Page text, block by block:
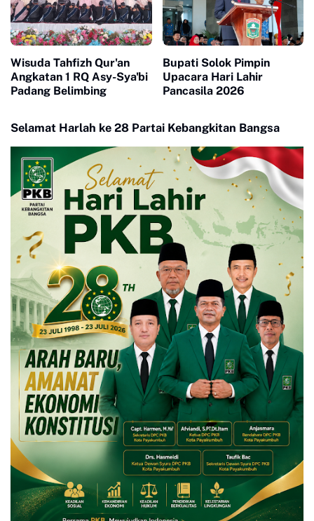
Wisuda Tahfizh Qur'an
Angkatan 1 RQ Asy-Sya'bi
Padang Belimbing
Bupati Solok Pimpin
Upacara Hari Lahir
Pancasila 2026
Selamat Harlah ke 28 Partai Kebangkitan Bangsa